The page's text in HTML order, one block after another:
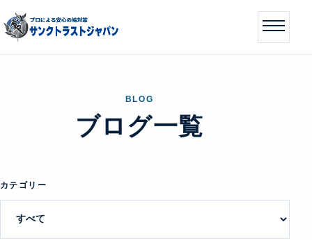
BLOG
ブログ一覧
カテゴリー